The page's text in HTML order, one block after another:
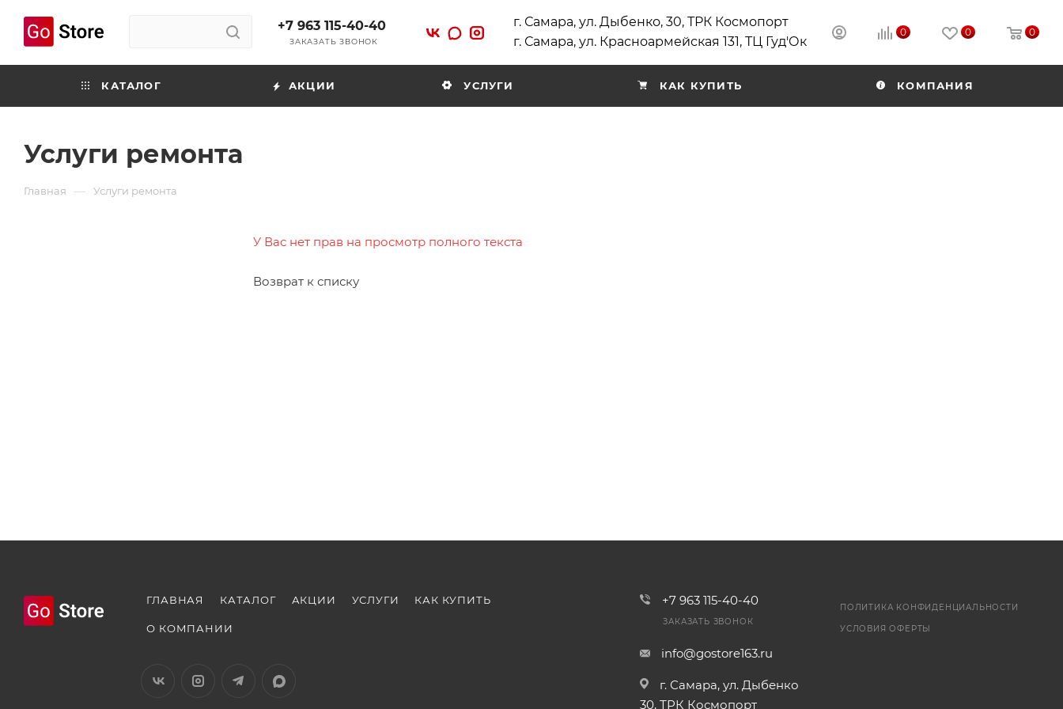
+7 963 115-40-40
ЗАКАЗАТЬ ЗВОНОК
г. Самара, ул. Дыбенко, 30, ТРК Космопорт
г. Самара, ул. Красноармейская 131, ТЦ Гуд'Ок
0 0 0
КАТАЛОГ АКЦИИ УСЛУГИ КАК КУПИТЬ КОМПАНИЯ
Услуги ремонта
Главная — Услуги ремонта
У Вас нет прав на просмотр полного текста
Возврат к списку
ГЛАВНАЯ КАТАЛОГ АКЦИИ УСЛУГИ КАК КУПИТЬ
О КОМПАНИИ
+7 963 115-40-40
ЗАКАЗАТЬ ЗВОНОК
info@gostore163.ru
г. Самара, ул. Дыбенко
30, ТРК Космопорт
ПОЛИТИКА КОНФИДЕНЦИАЛЬНОСТИ
УСЛОВИЯ ОФЕРТЫ